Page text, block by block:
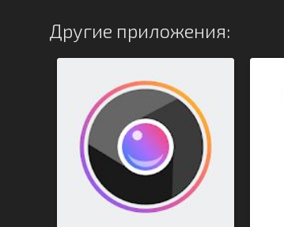
Другие приложения: